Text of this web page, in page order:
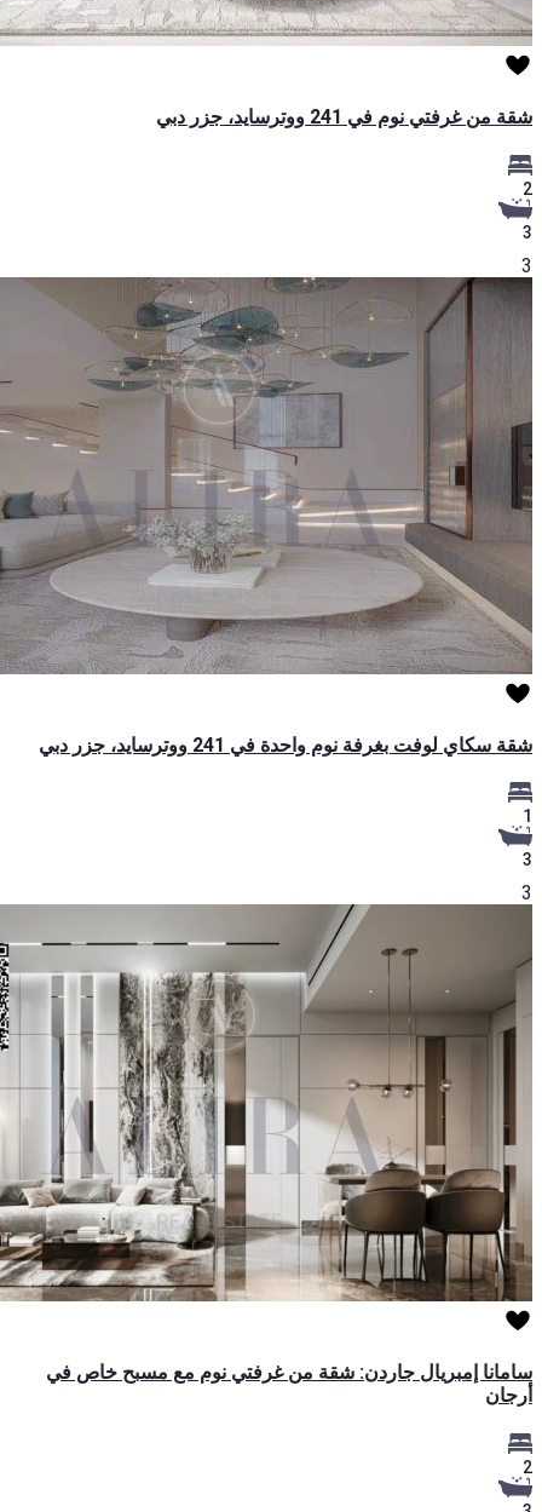
شقة من غرفتي نوم في 241 ووترسايد، جزر دبي
2
3
3
شقة سكاي لوفت بغرفة نوم واحدة في 241 ووترسايد، جزر دبي
1
3
3
سامانا إمبريال جاردن: شقة من غرفتي نوم مع مسبح خاص في
أرجان
2